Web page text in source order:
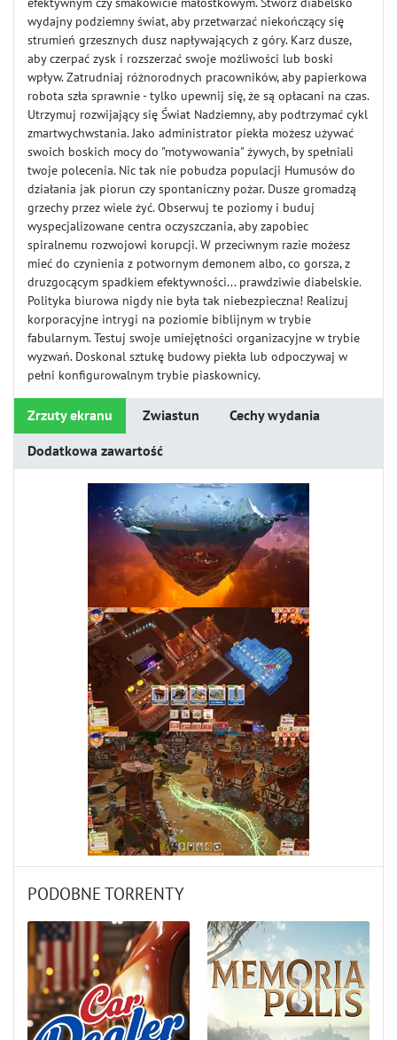
efektywnym czy smakowicie małostkowym. Stwórz diabelsko
wydajny podziemny świat, aby przetwarzać niekończący się
strumień grzesznych dusz napływających z góry. Karz dusze,
aby czerpać zysk i rozszerzać swoje możliwości lub boski
wpływ. Zatrudniaj różnorodnych pracowników, aby papierkowa
robota szła sprawnie - tylko upewnij się, że są opłacani na czas.
Utrzymuj rozwijający się Świat Nadziemny, aby podtrzymać cykl
zmartwychwstania. Jako administrator piekła możesz używać
swoich boskich mocy do "motywowania" żywych, by spełniali
twoje polecenia. Nic tak nie pobudza populacji Humusów do
działania jak piorun czy spontaniczny pożar. Dusze gromadzą
grzechy przez wiele żyć. Obserwuj te poziomy i buduj
wyspecjalizowane centra oczyszczania, aby zapobiec
spiralnemu rozwojowi korupcji. W przeciwnym razie możesz
mieć do czynienia z potwornym demonem albo, co gorsza, z
druzgocącym spadkiem efektywności... prawdziwie diabelskie.
Polityka biurowa nigdy nie była tak niebezpieczna! Realizuj
korporacyjne intrygi na poziomie biblijnym w trybie
fabularnym. Testuj swoje umiejętności organizacyjne w trybie
wyzwań. Doskonal sztukę budowy piekła lub odpoczywaj w
pełni konfigurowalnym trybie piaskownicy.
Zrzuty ekranu Zwiastun Cechy wydania
Dodatkowa zawartość
PODOBNE TORRENTY